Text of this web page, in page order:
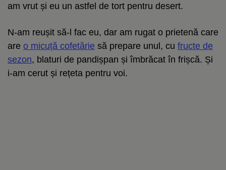
am vrut și eu un astfel de tort pentru desert.
N-am reușit să-l fac eu, dar am rugat o prietenă care
are o micuță cofetărie să prepare unul, cu fructe de
sezon, blaturi de pandișpan și îmbrăcat în frișcă. Și
i-am cerut și rețeta pentru voi.